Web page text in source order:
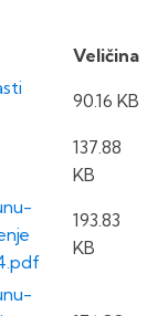
Veličina
90.16 KB
137.88
KB
193.83
KB